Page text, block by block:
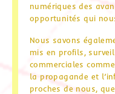
numériques des
opportunités qui
Nous savons
mis en profils,
commerciales
la propagande et
proches de nous,